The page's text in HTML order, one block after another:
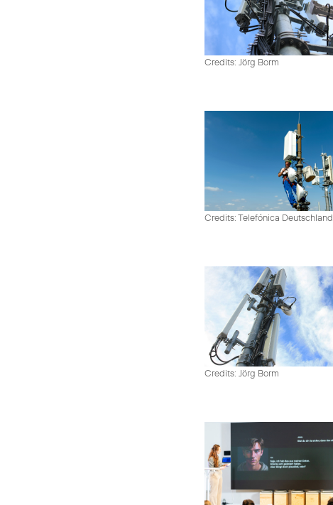
Credits: Jörg Borm
Credits: Telefónica Deutschland
Credits: Jörg Borm